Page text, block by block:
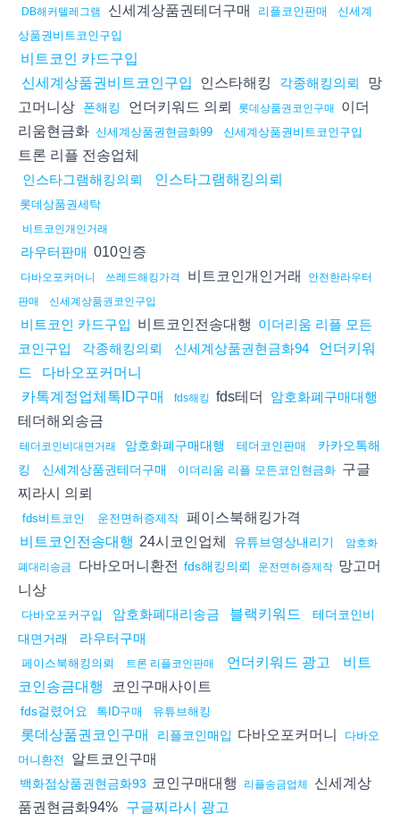
DB해커텔레그램 신세계상품권테더구매 리플코인판매
신세계
상품권비트코인구입
비트코인 카드구입
신세계상품권비트코인구입
인스타해킹 각종해킹의뢰
망
고머니상
폰해킹 언더키워드 의뢰 롯데상품권코인구매
이더
리움현금화 신세계상품권현금화99 신세계상품권비트코인구입
트론 리플 전송업체
인스타그램해킹의뢰 인스타그램해킹의뢰
롯데상품권세탁
비트코인개인거래
라우터판매 010인증
다바오포커머니 쓰레드해킹가격 비트코인개인거래
안전한라우터
판매
신세계상품권코인구입
비트코인 카드구입 비트코인전송대행 이더리움 리플 모든
코인구입
각종해킹의뢰 신세계상품권현금화94
언더키워
드
다바오포커머니
카톡계정업체톡ID구매
fds해킹 fds테더 암호화폐구매대행
테더해외송금
테더코인비대면거래 암호화폐구매대행 테더코인판매
카카오톡해
킹
신세계상품권테더구매 이더리움 리플 모든코인현금화 구글
찌라시 의뢰
fds비트코인 운전면허증제작 페이스북해킹가격
비트코인전송대행 24시코인업체 유튜브영상내리기
암호화
폐대리송금
다바오머니환전 fds해킹의뢰 운전면허증제작 망고머
니상
다바오포커구입 암호화폐대리송금 블랙키워드
테더코인비
대면거래
라우터구매
페이스북해킹의뢰 트론 리플코인판매 언더키워드 광고
비트
코인송금대행
코인구매사이트
fds걸렸어요 톡ID구매 유튜브해킹
롯데상품권코인구매 리플코인매입 다바오포커머니
다바오
머니환전
알트코인구매
백화점상품권현금화93 코인구매대행 리플송금업체
신세계상
품권현금화94% 구글찌라시 광고